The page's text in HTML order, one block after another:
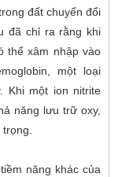
đất chuyển đổi
đã chỉ ra rằng khi
thể xâm nhập vào
một loại
Khi một ion nitrite
năng lưu trữ oxy,
năng khác của